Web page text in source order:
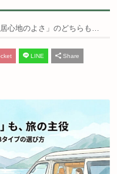
のどちらも諦めたくないあなたへ
LINE Share